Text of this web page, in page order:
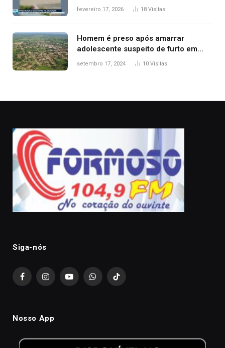
Guarda Metropolitana de Palmas, diz
fevereiro 17, 2026 18 Visitas
Homem é preso após amarrar
adolescente suspeito de furto em
estaca de cerca e agredi-lo
setembro 17, 2024 10 Visitas
Siga-nós
FacebookInstagramYouTubeWhatsAppTikTok
Nosso App